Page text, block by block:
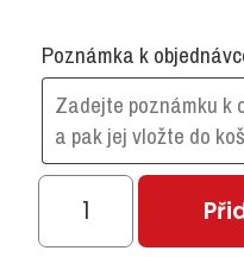
Poznámka k
Lavička